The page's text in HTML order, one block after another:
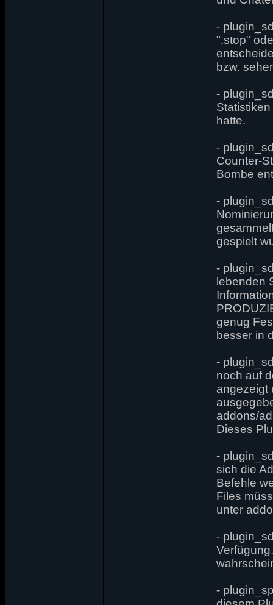
-
".stop"
bzw.
-
hatte.
-
Counter-
Bombe
-
gespielt
-
lebenden
genug
besser in
-
noch auf
angezeigt
addons/
Dieses
-
sich die
Befehle
Files
unter
-
-